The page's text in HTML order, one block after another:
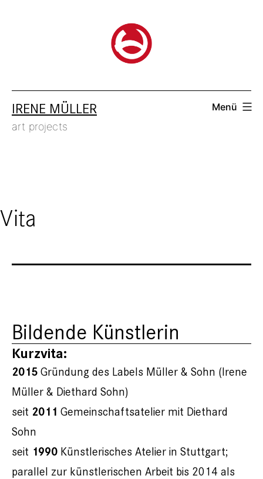
IRENE MÜLLER
art projects
Menü
Vita
Bildende Künstlerin
Kurzvita:
2015Gründung des Labels Müller & Sohn (Irene
Müller & Diethard Sohn)
seit 2011 Gemeinschaftsatelier mit Diethard
Sohn
seit 1990 Künstlerisches Atelier in Stuttgart;
parallel zur künstlerischen Arbeit bis 2014 als